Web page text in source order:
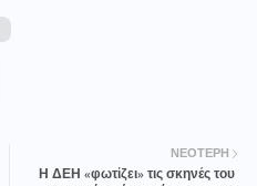
ΝΕΌΤΕΡΗ
Η ΔΕΗ «φωτίζει» τις σκηνές του